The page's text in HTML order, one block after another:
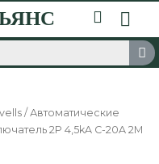
/ Автоматические
2P 4,5kA C-20A 2M